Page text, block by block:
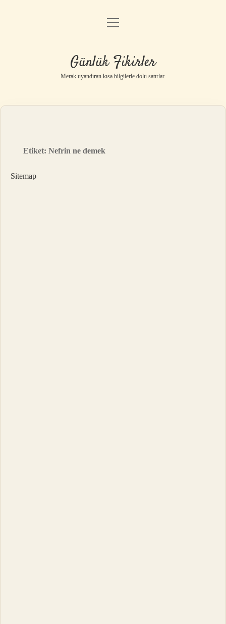
Anasayfa
Yasal Uyarı
menüyü
Günlük Fikirler
Merak uyandıran kısa bilgilerle dolu satırlar.
Etiket:Nefrin ne demek
Sitemap